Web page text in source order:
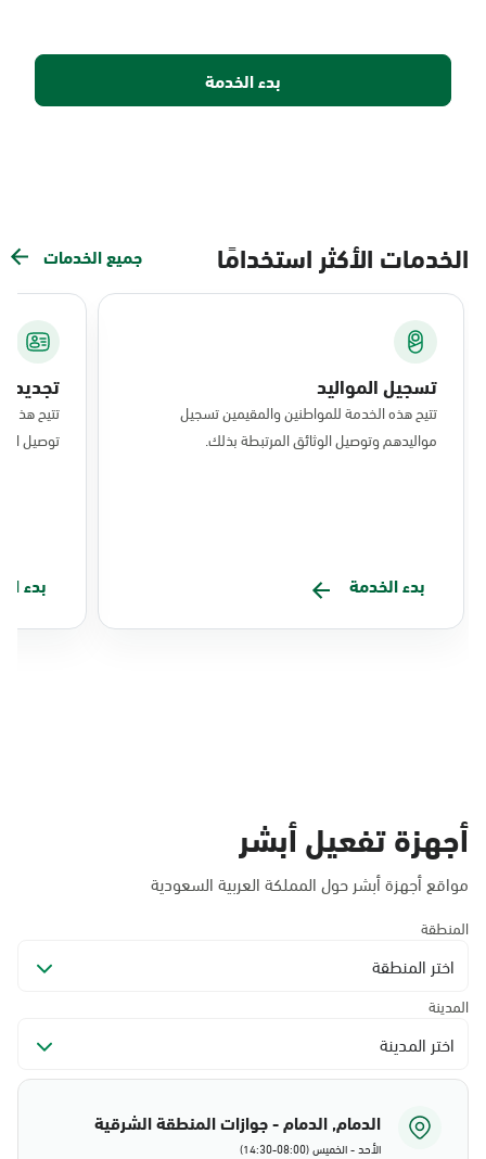
بدء الخدمة
الخدمات الأكثر استخدامًا جميع الخدمات
تسجيل المواليد
تتيح هذه الخدمة للمواطنين والمقيمين تسجيل
مواليدهم وتوصيل الوثائق المرتبطة بذلك.
بدء الخدمة
تجديد
تتيح هذه
توصيل
بدء
أجهزة تفعيل أبشر
مواقع أجهزة أبشر حول المملكة العربية السعودية
المنطقة
اختر المنطقة
المدينة
اختر المدينة
الدمام, الدمام - جوازات المنطقة الشرقية
الأحد - الخميس (08:00-14:30)